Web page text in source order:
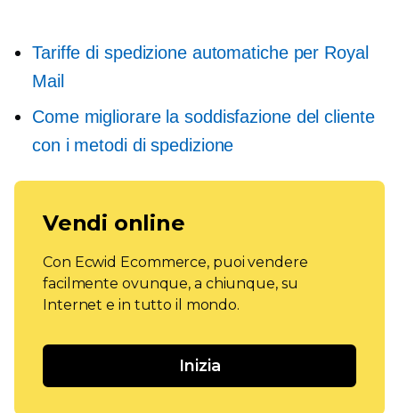
Tariffe di spedizione automatiche per Royal
Mail
Come migliorare la soddisfazione del cliente
con i metodi di spedizione
Vendi online
Con Ecwid Ecommerce, puoi vendere
facilmente ovunque, a chiunque, su
Internet e in tutto il mondo.
Inizia